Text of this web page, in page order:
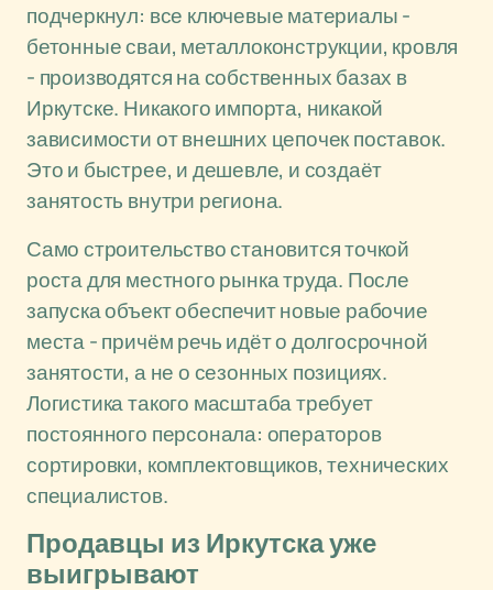
подчеркнул: все ключевые материалы -
бетонные сваи, металлоконструкции, кровля
- производятся на собственных базах в
Иркутске. Никакого импорта, никакой
зависимости от внешних цепочек поставок.
Это и быстрее, и дешевле, и создаёт
занятость внутри региона.
Само строительство становится точкой
роста для местного рынка труда. После
запуска объект обеспечит новые рабочие
места - причём речь идёт о долгосрочной
занятости, а не о сезонных позициях.
Логистика такого масштаба требует
постоянного персонала: операторов
сортировки, комплектовщиков, технических
специалистов.
Продавцы из Иркутска уже
выигрывают